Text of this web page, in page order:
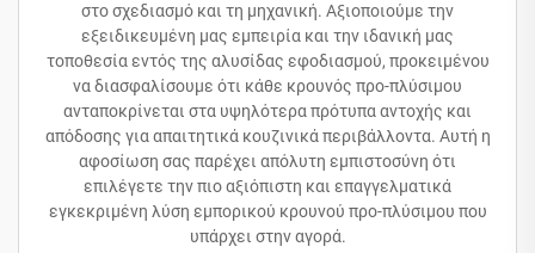
στο σχεδιασμό και τη μηχανική. Αξιοποιούμε την
εξειδικευμένη μας εμπειρία και την ιδανική μας
τοποθεσία εντός της αλυσίδας εφοδιασμού, προκειμένου
να διασφαλίσουμε ότι κάθε κρουνός προ-πλύσιμου
ανταποκρίνεται στα υψηλότερα πρότυπα αντοχής και
απόδοσης για απαιτητικά κουζινικά περιβάλλοντα. Αυτή η
αφοσίωση σας παρέχει απόλυτη εμπιστοσύνη ότι
επιλέγετε την πιο αξιόπιστη και επαγγελματικά
εγκεκριμένη λύση εμπορικού κρουνού προ-πλύσιμου που
υπάρχει στην αγορά.